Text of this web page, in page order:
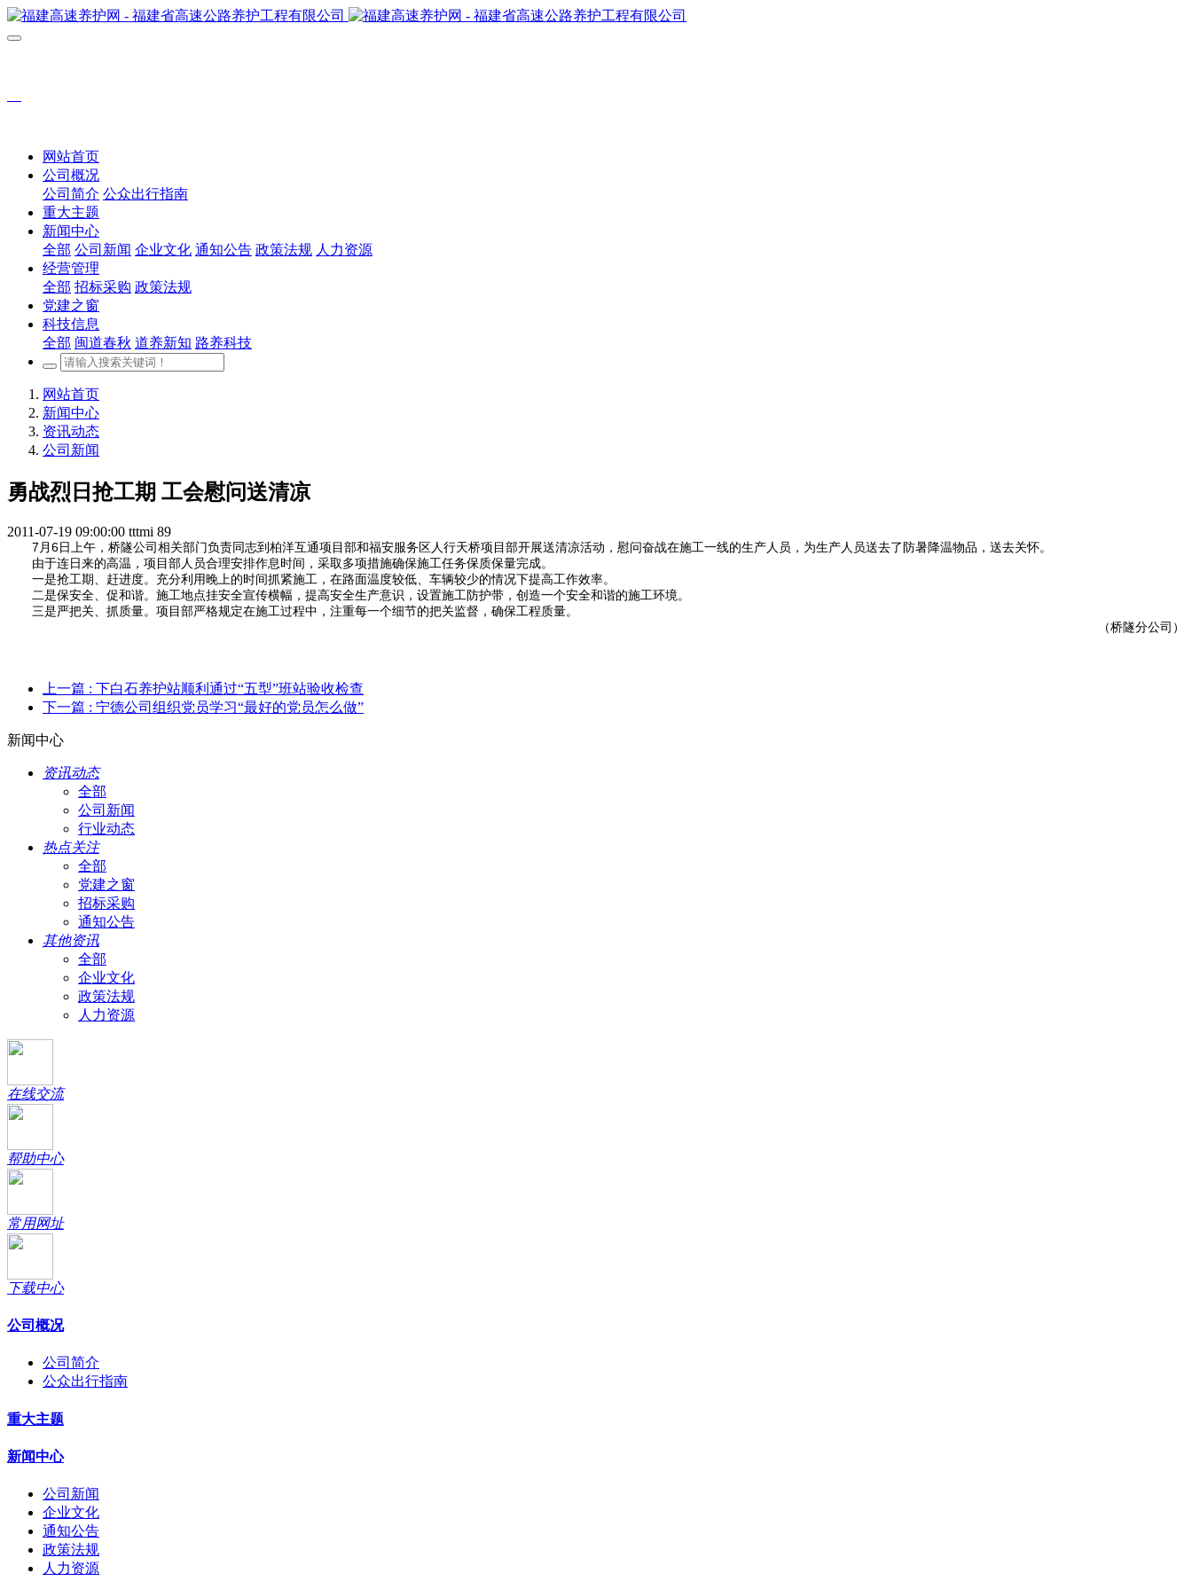
网站首页
公司概况
公司简介 公众出行指南
重大主题
新闻中心
全部 公司新闻 企业文化 通知公告 政策法规 人力资源
经营管理
全部 招标采购 政策法规
党建之窗
科技信息
全部 闽道春秋 道养新知 路养科技
网站首页
新闻中心
资讯动态
公司新闻
勇战烈日抢工期 工会慰问送清凉
2011-07-19 09:00:00 tttmi 89
7月6日上午，桥隧公司相关部门负责同志到柏洋互通项目部和福安服务区人行天桥项目部开展送清凉活动，慰问奋战在施工一线的生产人员，为生产人员送去了防暑降温物品，送去关怀。
由于连日来的高温，项目部人员合理安排作息时间，采取多项措施确保施工任务保质保量完成。
一是抢工期、赶进度。充分利用晚上的时间抓紧施工，在路面温度较低、车辆较少的情况下提高工作效率。
二是保安全、促和谐。施工地点挂安全宣传横幅，提高安全生产意识，设置施工防护带，创造一个安全和谐的施工环境。
三是严把关、抓质量。项目部严格规定在施工过程中，注重每一个细节的把关监督，确保工程质量。
（桥隧分公司）
上一篇 : 下白石养护站顺利通过“五型”班站验收检查
下一篇 : 宁德公司组织党员学习“最好的党员怎么做”
新闻中心
资讯动态
全部
公司新闻
行业动态
热点关注
全部
党建之窗
招标采购
通知公告
其他资讯
全部
企业文化
政策法规
人力资源
在线交流
帮助中心
常用网址
下载中心
公司概况
公司简介
公众出行指南
重大主题
新闻中心
公司新闻
企业文化
通知公告
政策法规
人力资源